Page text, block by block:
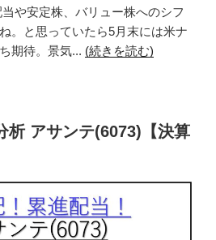
や安定株、バリュー株へのシフ
。と思っていたら5月末には米ナ
期待。景気... (続きを読む)
析 アサンテ(6073)【決算